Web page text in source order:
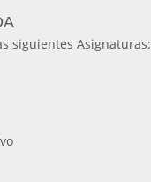
siguientes Asignaturas: